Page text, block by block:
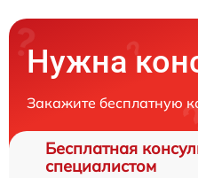
Нужна
Закажите бесплатную
Бесплатная
специалистом